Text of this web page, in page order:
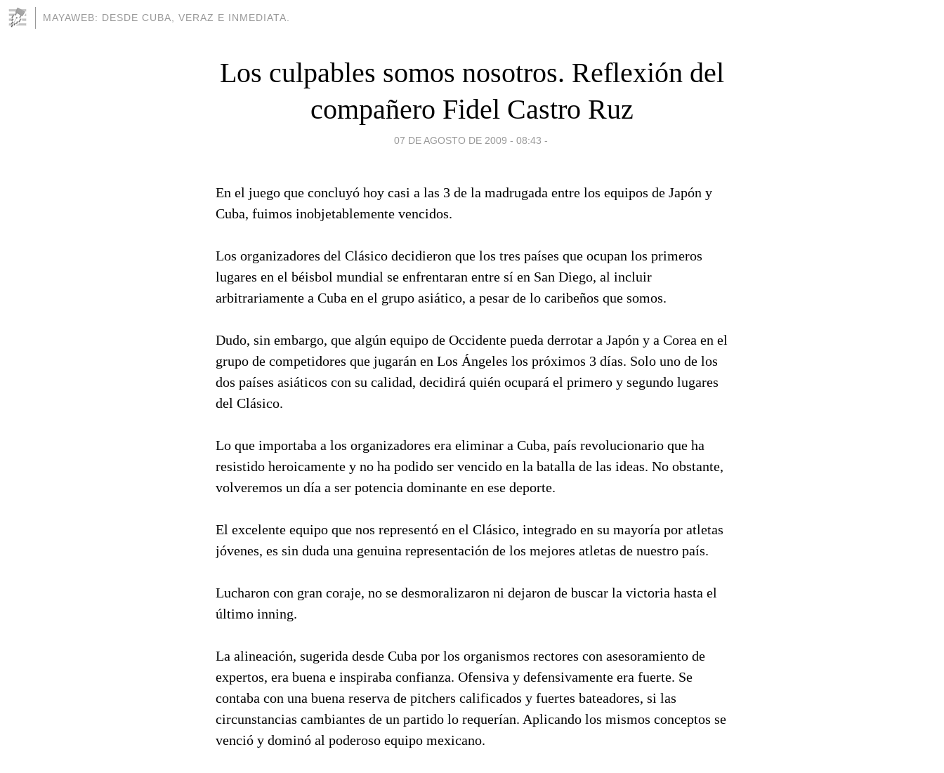
MAYAWEB: DESDE CUBA, VERAZ E INMEDIATA.
Los culpables somos nosotros. Reflexión del
compañero Fidel Castro Ruz
07 DE AGOSTO DE 2009 - 08:43 -
En el juego que concluyó hoy casi a las 3 de la madrugada entre los equipos de Japón y
Cuba, fuimos inobjetablemente vencidos.
Los organizadores del Clásico decidieron que los tres países que ocupan los primeros
lugares en el béisbol mundial se enfrentaran entre sí en San Diego, al incluir
arbitrariamente a Cuba en el grupo asiático, a pesar de lo caribeños que somos.
Dudo, sin embargo, que algún equipo de Occidente pueda derrotar a Japón y a Corea en el
grupo de competidores que jugarán en Los Ángeles los próximos 3 días. Solo uno de los
dos países asiáticos con su calidad, decidirá quién ocupará el primero y segundo lugares
del Clásico.
Lo que importaba a los organizadores era eliminar a Cuba, país revolucionario que ha
resistido heroicamente y no ha podido ser vencido en la batalla de las ideas. No obstante,
volveremos un día a ser potencia dominante en ese deporte.
El excelente equipo que nos representó en el Clásico, integrado en su mayoría por atletas
jóvenes, es sin duda una genuina representación de los mejores atletas de nuestro país.
Lucharon con gran coraje, no se desmoralizaron ni dejaron de buscar la victoria hasta el
último inning.
La alineación, sugerida desde Cuba por los organismos rectores con asesoramiento de
expertos, era buena e inspiraba confianza. Ofensiva y defensivamente era fuerte. Se
contaba con una buena reserva de pitchers calificados y fuertes bateadores, si las
circunstancias cambiantes de un partido lo requerían. Aplicando los mismos conceptos se
venció y dominó al poderoso equipo mexicano.